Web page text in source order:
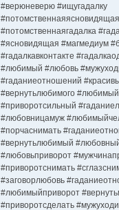
#верюневерю #ищугадалку
#потомственнаяясновидящая
#потомственнаягадалка
#ясновидящая #магмедиум
#гадалкавконтакте
#любимый #любовь
#гаданиеотношений
#вернутьлюбимого
#приворотсильный
#любовницамуж
#порчаснимать
#вернутьлюбимый
#любовьприворот
#приворотснимать
#заговорлюбовь
#любимыйприворот
#приворотсделать